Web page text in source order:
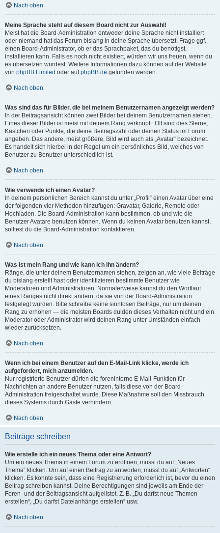
Nach oben
Meine Sprache steht auf diesem Board nicht zur Auswahl!
Meist hat die Board-Administration entweder deine Sprache nicht installiert
oder niemand hat das Forum bislang in deine Sprache übersetzt. Frage ggf.
einen Board-Administrator, ob er das Sprachpaket, das du benötigst,
installieren kann. Falls es noch nicht existiert, würden wir uns freuen, wenn du
es übersetzen würdest. Weitere Informationen dazu können auf der Website
von phpBB Limited oder aufphpBB.de gefunden werden.
Nach oben
Was sind das für Bilder, die bei meinem Benutzernamen angezeigt werden?
In der Beitragsansicht können zwei Bilder bei deinem Benutzernamen stehen.
Eines dieser Bilder ist meist mit deinem Rang verknüpft: Oft sind dies Sterne,
Kästchen oder Punkte, die deine Beitragszahl oder deinen Status im Forum
angeben. Das andere, meist größere, Bild wird auch als „Avatar“ bezeichnet.
Es handelt sich hierbei in der Regel um ein persönliches Bild, welches von
Benutzer zu Benutzer unterschiedlich ist.
Nach oben
Wie verwende ich einen Avatar?
In deinem persönlichen Bereich kannst du unter „Profil“ einen Avatar über eine
der folgenden vier Methoden hinzufügen: Gravatar, Galerie, Remote oder
Hochladen. Die Board-Administration kann bestimmen, ob und wie die
Benutzer Avatare benutzen können. Wenn du keinen Avatar benutzen kannst,
solltest du die Board-Administration kontaktieren.
Nach oben
Was ist mein Rang und wie kann ich ihn ändern?
Ränge, die unter deinem Benutzernamen stehen, zeigen an, wie viele Beiträge
du bislang erstellt hast oder identifizieren bestimmte Benutzer wie
Moderatoren und Administratoren. Normalerweise kannst du den Wortlaut
eines Ranges nicht direkt ändern, da sie von der Board-Administration
festgelegt wurden. Bitte schreibe keine sinnlosen Beiträge, nur um deinen
Rang zu erhöhen — die meisten Boards dulden dieses Verhalten nicht und ein
Moderator oder Administrator wird deinen Rang unter Umständen einfach
wieder zurücksetzen.
Nach oben
Wenn ich bei einem Benutzer auf den E-Mail-Link klicke, werde ich
aufgefordert, mich anzumelden.
Nur registrierte Benutzer dürfen die foreninterne E-Mail-Funktion für
Nachrichten an andere Benutzer nutzen, falls diese von der Board-
Administration freigeschaltet wurde. Diese Maßnahme soll den Missbrauch
dieses Systems durch Gäste verhindern.
Nach oben
Beiträge schreiben
Wie erstelle ich ein neues Thema oder eine Antwort?
Um ein neues Thema in einem Forum zu eröffnen, musst du auf „Neues
Thema“ klicken. Um auf einen Beitrag zu antworten, musst du auf „Antworten“
klicken. Es könnte sein, dass eine Registrierung erforderlich ist, bevor du einen
Beitrag schreiben kannst. Deine Berechtigungen sind jeweils am Ende der
Foren- und der Beitragsansicht aufgelistet. Z. B. „Du darfst neue Themen
erstellen“, „Du darfst Dateianhänge erstellen“ usw.
Nach oben